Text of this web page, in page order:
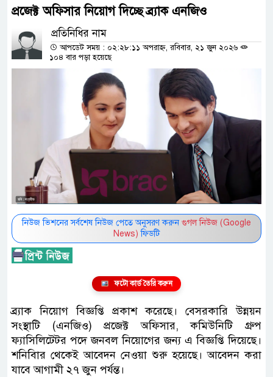
প্রজেক্ট অফিসার নিয়োগ দিচ্ছে ব্র্যাক এনজিও
প্রতিনিধির নাম
আপডেট সময় : ০২:২৮:১১ অপরাহ্ন, রবিবার, ২১ জুন ২০২৬
১০৪ বার পড়া হয়েছে
নিউজ ভিশনের সর্বশেষ নিউজ পেতে অনুসরণ করুন গুগল নিউজ (Google
News) ফিডটি
ফটো কার্ড তৈরি করুন
ব্র্যাক নিয়োগ বিজ্ঞপ্তি প্রকাশ করেছে। বেসরকারি উন্নয়ন
সংস্থাটি (এনজিও) প্রজেক্ট অফিসার, কমিউনিটি গ্রুপ
ফ্যাসিলিটেটর পদে জনবল নিয়োগের জন্য এ বিজ্ঞপ্তি দিয়েছে।
শনিবিার থেকেই আবেদন নেওয়া শুরু হয়েছে। আবেদন করা
যাবে আগামী ২৭ জুন পর্যন্ত।